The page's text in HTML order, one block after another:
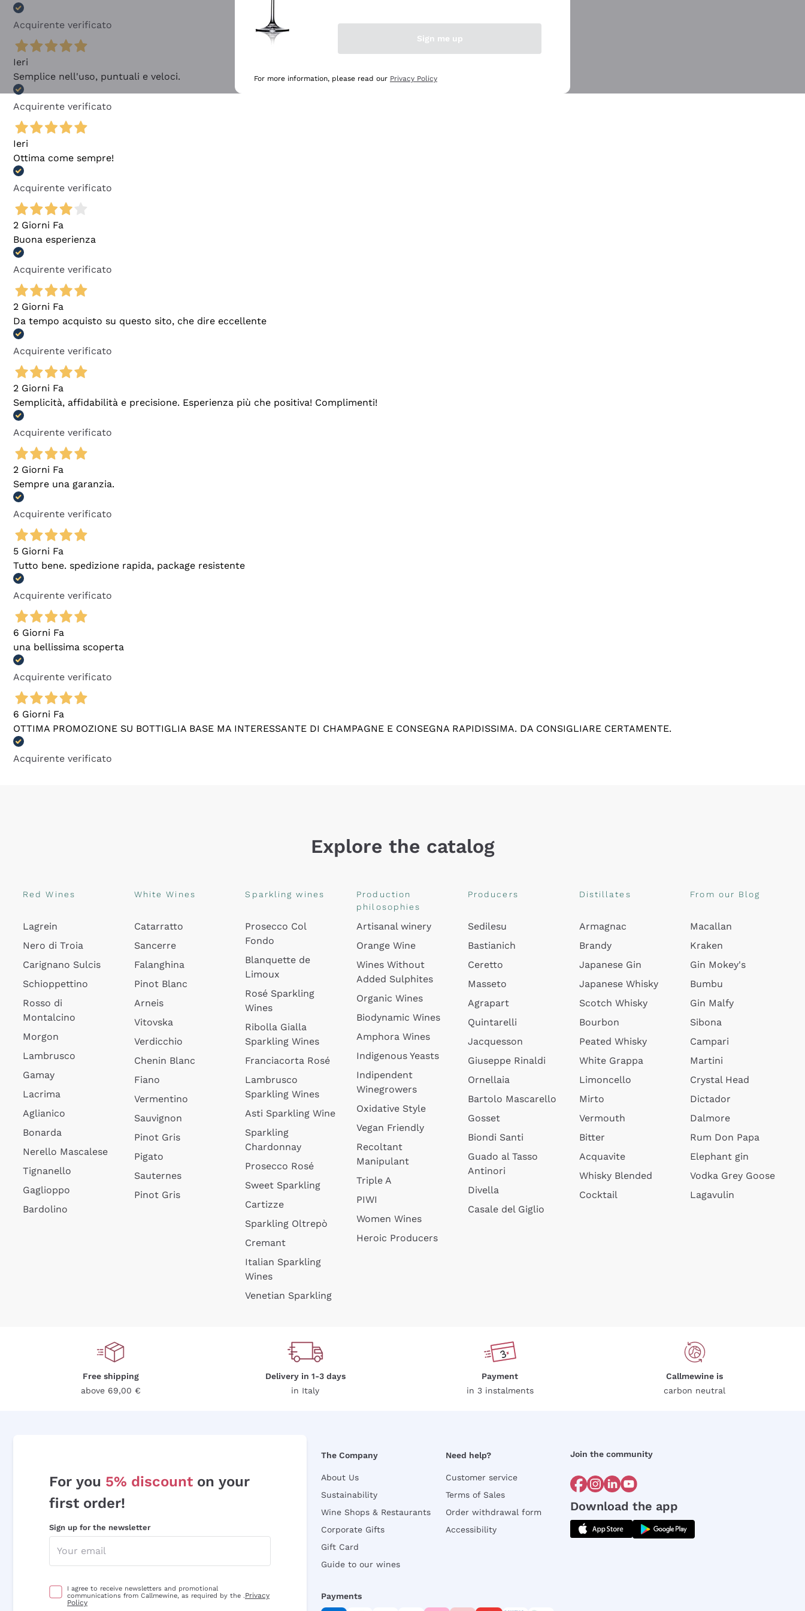
Acquirente verificato
Ieri
Semplice nell'uso, puntuali e veloci.
Acquirente verificato
Ieri
Ottima come sempre!
Acquirente verificato
2 Giorni Fa
Buona esperienza
Acquirente verificato
2 Giorni Fa
Da tempo acquisto su questo sito, che dire eccellente
Acquirente verificato
2 Giorni Fa
Semplicità, affidabilità e precisione. Esperienza più che positiva! Complimenti!
Acquirente verificato
2 Giorni Fa
Sempre una garanzia.
Acquirente verificato
5 Giorni Fa
Tutto bene. spedizione rapida, package resistente
Acquirente verificato
6 Giorni Fa
una bellissima scoperta
Acquirente verificato
6 Giorni Fa
OTTIMA PROMOZIONE SU BOTTIGLIA BASE MA INTERESSANTE DI CHAMPAGNE E CONSEGNA RAPIDISSIMA. DA CONSIGLIARE CERTAMENTE.
Acquirente verificato
Explore the catalog
Red Wines
Lagrein
Nero di Troia
Carignano Sulcis
Schioppettino
Rosso di
Montalcino
Morgon
Lambrusco
Gamay
Lacrima
Aglianico
Bonarda
Nerello Mascalese
Tignanello
Gaglioppo
Bardolino
White Wines
Catarratto
Sancerre
Falanghina
Pinot Blanc
Arneis
Vitovska
Verdicchio
Chenin Blanc
Fiano
Vermentino
Sauvignon
Pinot Gris
Pigato
Sauternes
Pinot Gris
Sparkling wines
Prosecco Col
Fondo
Blanquette de
Limoux
Rosé Sparkling
Wines
Ribolla Gialla
Sparkling Wines
Franciacorta Rosé
Lambrusco
Sparkling Wines
Asti Sparkling Wine
Sparkling
Chardonnay
Prosecco Rosé
Sweet Sparkling
Cartizze
Sparkling Oltrepò
Cremant
Italian Sparkling
Wines
Venetian Sparkling
Production
philosophies
Artisanal winery
Orange Wine
Wines Without
Added Sulphites
Organic Wines
Biodynamic Wines
Amphora Wines
Indigenous Yeasts
Indipendent
Winegrowers
Oxidative Style
Vegan Friendly
Recoltant
Manipulant
Triple A
PIWI
Women Wines
Heroic Producers
Producers
Sedilesu
Bastianich
Ceretto
Masseto
Agrapart
Quintarelli
Jacquesson
Giuseppe Rinaldi
Ornellaia
Bartolo Mascarello
Gosset
Biondi Santi
Guado al Tasso
Antinori
Divella
Casale del Giglio
Distillates
Armagnac
Brandy
Japanese Gin
Japanese Whisky
Scotch Whisky
Bourbon
Peated Whisky
White Grappa
Limoncello
Mirto
Vermouth
Bitter
Acquavite
Whisky Blended
Cocktail
From our Blog
Macallan
Kraken
Gin Mokey's
Bumbu
Gin Malfy
Sibona
Campari
Martini
Crystal Head
Dictador
Dalmore
Rum Don Papa
Elephant gin
Vodka Grey Goose
Lagavulin
Free shipping
above 69,00 €
Delivery in 1-3 days
in Italy
Payment
in 3 instalments
Callmewine is
carbon neutral
For you 5% discount on your
first order!
Sign up for the newsletter
I agree to receive newsletters and promotional
communications from Callmewine, as required by the .Privacy
Policy
The Company
About Us
Sustainability
Wine Shops & Restaurants
Corporate Gifts
Gift Card
Guide to our wines
Need help?
Customer service
Terms of Sales
Order withdrawal form
Accessibility
Join the community
Download the app
Payments
Sign me up
For more information, please read our Privacy Policy